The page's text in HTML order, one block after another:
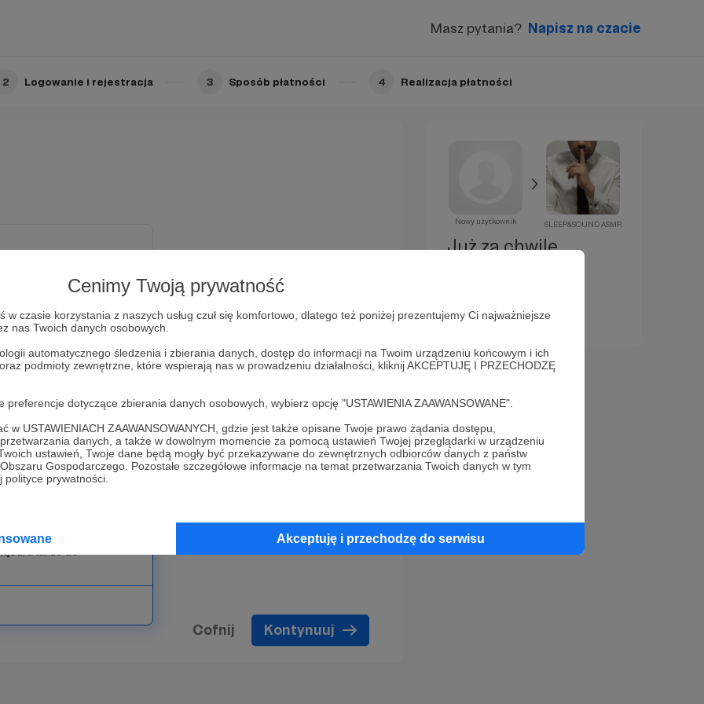
Cenimy Twoją prywatność
w czasie korzystania z naszych usług czuł się komfortowo, dlatego też poniżej prezentujemy Ci najważniejsze
nas Twoich danych osobowych.
automatycznego śledzenia i zbierania danych, dostęp do informacji na Twoim urządzeniu końcowym i ich
podmioty zewnętrzne, które wspierają nas w prowadzeniu działalności, kliknij AKCEPTUJĘ I PRZECHODZĘ
dotyczące zbierania danych osobowych, wybierz opcję "USTAWIENIA ZAAWANSOWANE".
w USTAWIENIACH ZAAWANSOWANYCH, gdzie jest także opisane Twoje prawo żądania dostępu,
danych, a także w dowolnym momencie za pomocą ustawień Twojej przeglądarki w urządzeniu
ustawień, Twoje dane będą mogły być przekazywane do zewnętrznych odbiorców danych z państw
Gospodarczego. Pozostałe szczegółowe informacje na temat przetwarzania Twoich danych w tym
prywatności.
Akceptuję i przechodzę do serwisu
Masz pytania? Napisz na czacie
2 Logowanie i rejestracja 3 Sposób płatności 4 Realizacja płatności
że Twoje
Jako mój patron
wyjątkowych treści w
specjalnie dla Ciebie.
Twoja miłość do tego
zyskujesz możliwość
Cofnij Kontynuuj
Nowy użytkownik SLEEP&SOUND ASMR
Już za chwilę